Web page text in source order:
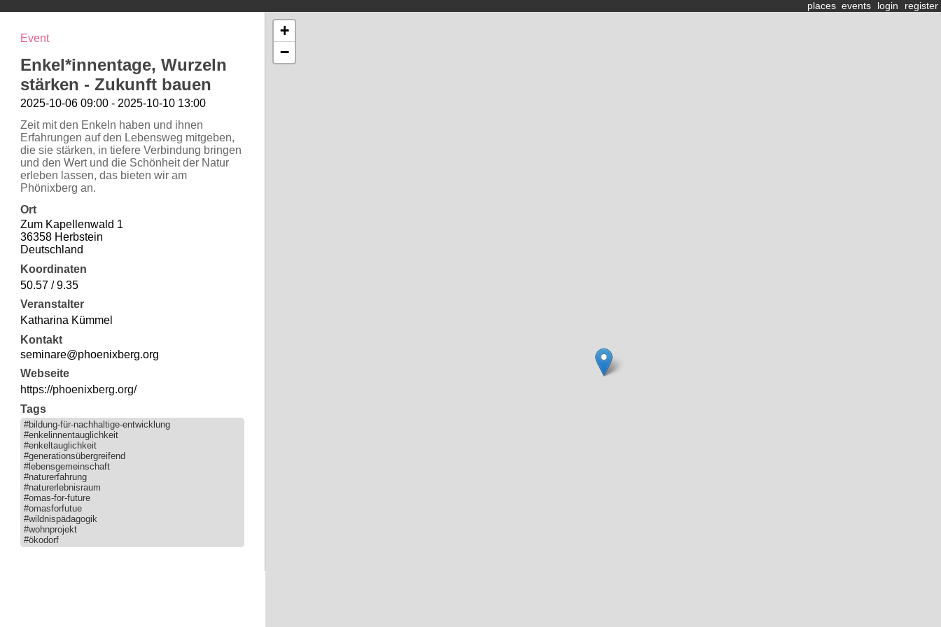
places events login register
Event
Enkel*innentage, Wurzeln
stärken - Zukunft bauen
2025-10-06 09:00 - 2025-10-10 13:00
Zeit mit den Enkeln haben und ihnen
Erfahrungen auf den Lebensweg mitgeben,
die sie stärken, in tiefere Verbindung bringen
und den Wert und die Schönheit der Natur
erleben lassen, das bieten wir am
Phönixberg an.
Ort
Zum Kapellenwald 1
36358 Herbstein
Deutschland
Koordinaten
50.57 / 9.35
Veranstalter
Katharina Kümmel
Kontakt
seminare@phoenixberg.org
Webseite
https://phoenixberg.org/
Tags
#bildung-für-nachhaltige-entwicklung
#enkelinnentauglichkeit
#enkeltauglichkeit
#generationsübergreifend
#lebensgemeinschaft
#naturerfahrung
#naturerlebnisraum
#omas-for-future
#omasforfutue
#wildnispädagogik
#wohnprojekt
#ökodorf
+
−